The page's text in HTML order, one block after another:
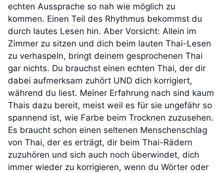
echten Aussprache so nah wie möglich zu
kommen. Einen Teil des Rhythmus bekommst du
durch lautes Lesen hin. Aber Vorsicht: Allein im
Zimmer zu sitzen und dich beim lauten Thai-Lesen
zu verhaspeln, bringt deinem gesprochenen Thai
gar nichts. Du brauchst einen echten Thai, der dir
dabei aufmerksam zuhört UND dich korrigiert,
während du liest. Meiner Erfahrung nach sind kaum
Thais dazu bereit, meist weil es für sie ungefähr so
spannend ist, wie Farbe beim Trocknen zuzusehen.
Es braucht schon einen seltenen Menschenschlag
von Thai, der es erträgt, dir beim Thai-Rädern
zuzuhören und sich auch noch überwindet, dich
immer wieder zu korrigieren, wenn du Wörter oder